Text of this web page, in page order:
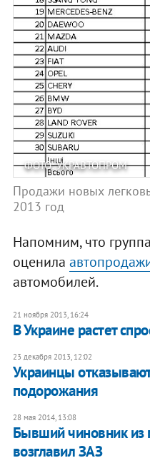
ФОТО: УКРАВТОПРОМ
Продажи новых
2013 год
Напомним, что
оценила
автомобилей.
21 ноября 2013, 16:24
В Украине растет
23 декабря 2013, 12:02
Украинцы
подорожания
28 мая 2014, 13:08
Бывший чиновник из
возглавил ЗАЗ